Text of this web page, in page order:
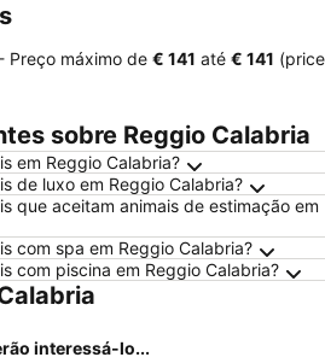
Preço máximo de ‎€ 141 até ‎€ 141 (price
sobre Reggio Calabria
em Reggio Calabria?
de luxo em Reggio Calabria?
que aceitam animais de estimação em
com spa em Reggio Calabria?
com piscina em Reggio Calabria?
interessá-lo...